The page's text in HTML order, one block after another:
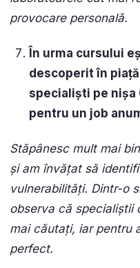
provocare personală.
În urma cursului
descoperit în
specialiști pe nișa
pentru un job
Stăpânesc mult mai
și am învățat să
vulnerabilități. Dintr-o
observa că specialiștii
mai căutați, iar pentru
perfect.